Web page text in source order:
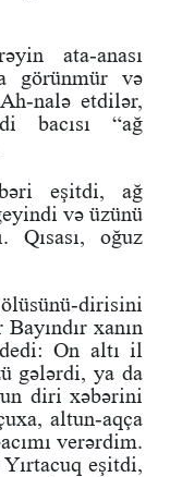
ata-anası
görünmür və
nalə etdilər,
bacısı “ağ
eşitdi, ağ
və üzünü
Qısası, oğuz
dirisini
xanın
On altı il
gələrdi, ya da
diri xəbərini
altun-aqça
verərdim.
eşitdi,